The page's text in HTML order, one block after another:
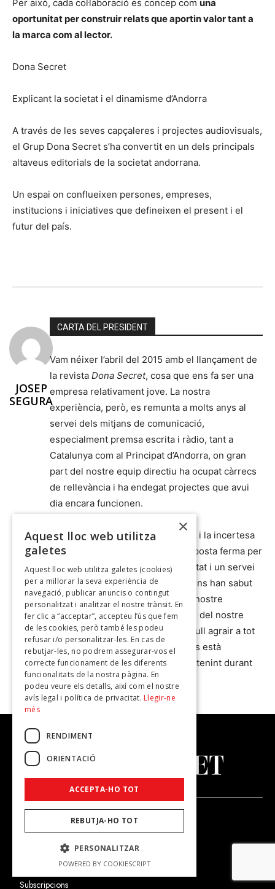
Per això, cada col·laboració es concep com una
oportunitat per construir relats que aportin valor tant a
la marca com al lector.
Dona Secret
Explicant la societat i el dinamisme d’Andorra
A través de les seves capçaleres i projectes audiovisuals,
el Grup Dona Secret s’ha convertit en un dels principals
altaveus editorials de la societat andorrana.
Un espai on conflueixen persones, empreses,
institucions i iniciatives que defineixen el present i el
futur del país.
JOSEP
SEGURA
CARTA DEL PRESIDENT
Vam néixer l’abril del 2015 amb el llançament de
la revistaDona Secret, cosa que ens fa ser una
empresa relativament jove. La nostra
experiència, però, es remunta a molts anys al
servei dels mitjans de comunicació,
especialment premsa escrita i ràdio, tant a
Catalunya com al Principat d’Andorra, on gran
part del nostre equip directiu ha ocupat càrrecs
de rellevància i ha endegat projectes que avui
dia encara funcionen.
Malgrat les dificultats del moment i la incertesa
del futur del paper, hem fet una aposta ferma per
oferir al país un producte de qualitat i un servei
públic, que els lectors d’Andorra ens han sabut
premiar amb un lideratge sòlid al nostre
segment. És per això que, en nom del nostre
equip directiu i en el meu propi, vull agrair a tot
el poble andorrà el suport que ens està
dispensant i que volem continuar tenint durant
molts anys més.
NOSALTRES
Subscripcions
×
Aquest lloc web utilitza
galetes
Aquest lloc web utilitza galetes (cookies)
per a millorar la seva experiència de
navegació, publicar anuncis o contingut
personalitzat i analitzar el nostre trànsit. En
fer clic a “acceptar”, accepteu l’ús que fem
de les cookies, però també les podeu
refusar i/o personalitzar-les. En cas de
rebutjar-les, no podrem assegurar-vos el
correcte funcionament de les diferents
funcionalitats de la nostra pàgina. En
podeu veure els detalls, així com el nostre
avís legal i política de privacitat. Llegir-ne
més
RENDIMENT
ORIENTACIÓ
ACCEPTA-HO TOT
REBUTJA-HO TOT
PERSONALITZAR
POWERED BY COOKIESCRIPT